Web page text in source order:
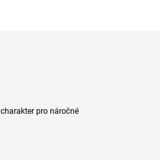
pro náročné